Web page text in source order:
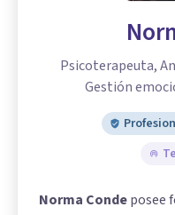
Psicoterapeuta,
Gestión
Norma Condeposee